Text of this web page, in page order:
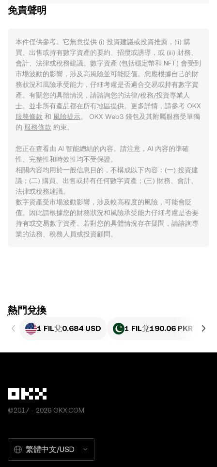
免責聲明
本件僅供參考。它無意提供 (i) 投資建議或投資推薦，(ii) 購
買、出售或持有數字資產的要約、招攬或誘導，或 (iii) 財務、
會計、法律或稅務建議。數字資產 (包括穩定幣和 NFT) 會受到
市場波動的影響，涉及高風險並可能貶值。您應根據自己的財
務狀況和風險承受能力，仔細考慮是否適合交易或持有數字資
產。有關您的具體情況，請諮詢您的法律/稅務/投資專業人
士。並非所有產品都在所有地區提供。更多詳情，請參考 OKX
服務條款 和 風險提示。 OKX Web3 錢包及其附屬服務受單獨
的 服務條款 約束。
您正在查看由 AI 智能總結的內容。請注意，AI 內容的準確
性、完整性和時效性均不受保證。
相關內容均用於一般信息目的，不構成以下內容：(一) 投資建
議；(二) 購買、出售或持有任何數字資產；(三) 財務、會計、
法律或稅務建議。
數字資產受市場波動影響，涉及較高程度的風險，可能會貶
值。因此請根據您的財務狀況和風險承受能力仔細考慮是否要
持有或交易數字資產。若對您的具體情況存在疑問，請諮詢專
業的法務、稅務人員或投資顧問。
ִִִִִִִִִִִִִִִִִִִִִִִִִִִִִִִִִִִִִִִִִִִִִִִִ熱門兌換
1 FIL兌0.684 USD 1 FIL兌190.06 PKR
©2017 - 2026 OKX.COM
繁體中文/USD